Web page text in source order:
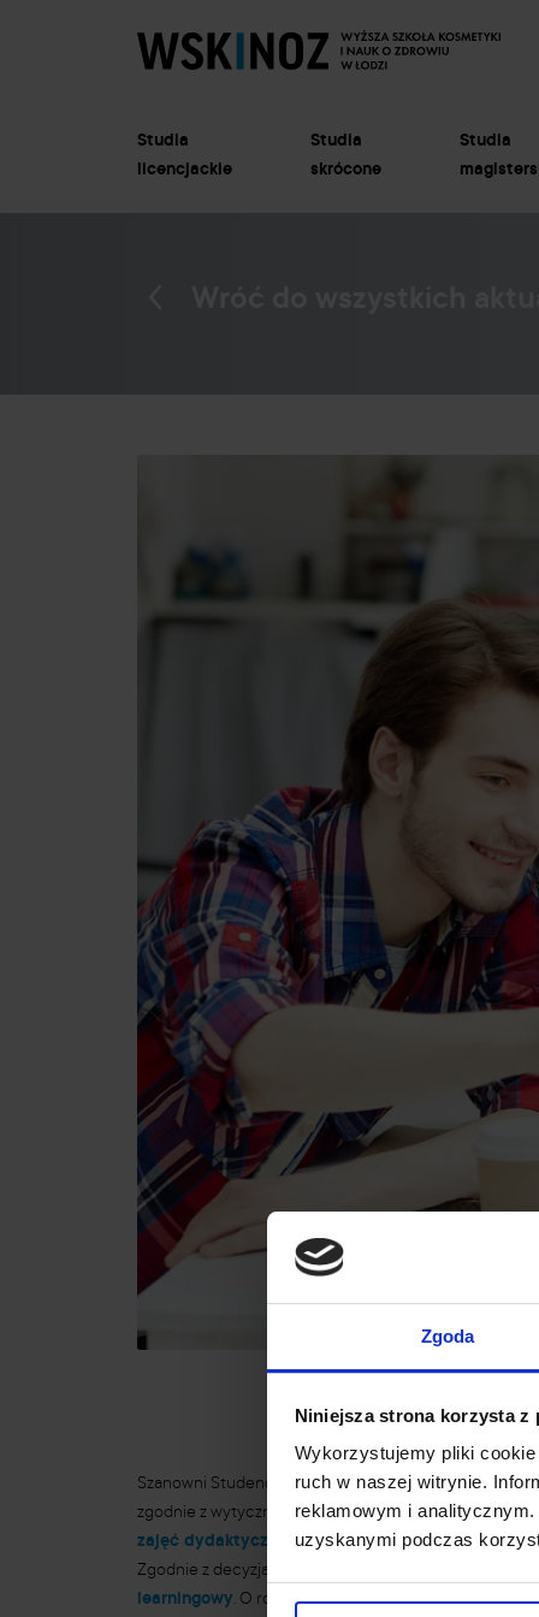
Zgoda
Niniejsza strona korzysta z
Wykorzystujemy pliki
ruch w naszej witrynie.
reklamowym i
uzyskanymi podczas
Studia
licencjackie
Studia
skrócone
Studia
Szanowni Studenci,
zgodnie z wytycznymi Ministra Nauki wprowadzone
zajęć dydaktycznych od 12 marca do dnia 25
Zgodnie z decyzją Ministerstwa zajęcia mogą być
learningowy. O rozpoczęciu nauki w takim systemie